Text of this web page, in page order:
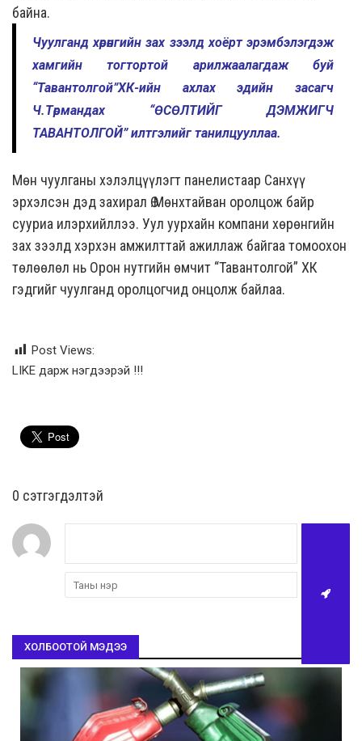
байна.
Чуулганд хөрөнгийн зах зээлд хоёрт эрэмбэлэгдэж
хамгийн тогтортой арилжаалагдаж буй
“Тавантолгой”ХК-ийн ахлах эдийн засагч
Ч.Төрмандах “ӨСӨЛТИЙГ ДЭМЖИГЧ
ТАВАНТОЛГОЙ” илтгэлийг танилцууллаа.
Мөн чуулганы хэлэлцүүлэгт панелистаар Санхүү
эрхэлсэн дэд захирал Ө.Мөнхтайван оролцож байр
сууриа илэрхийллээ. Уул уурхайн компани хөрөнгийн
зах зээлд хэрхэн амжилттай ажиллаж байгаа томоохон
төлөөлөл нь Орон нутгийн өмчит “Тавантолгой” ХК
гэдгийг чуулганд оролцогчид онцолж байлаа.
Post Views:
LIKE дарж нэгдээрэй !!!
0 cэтгэгдэлтэй
ХОЛБООТОЙ МЭДЭЭ